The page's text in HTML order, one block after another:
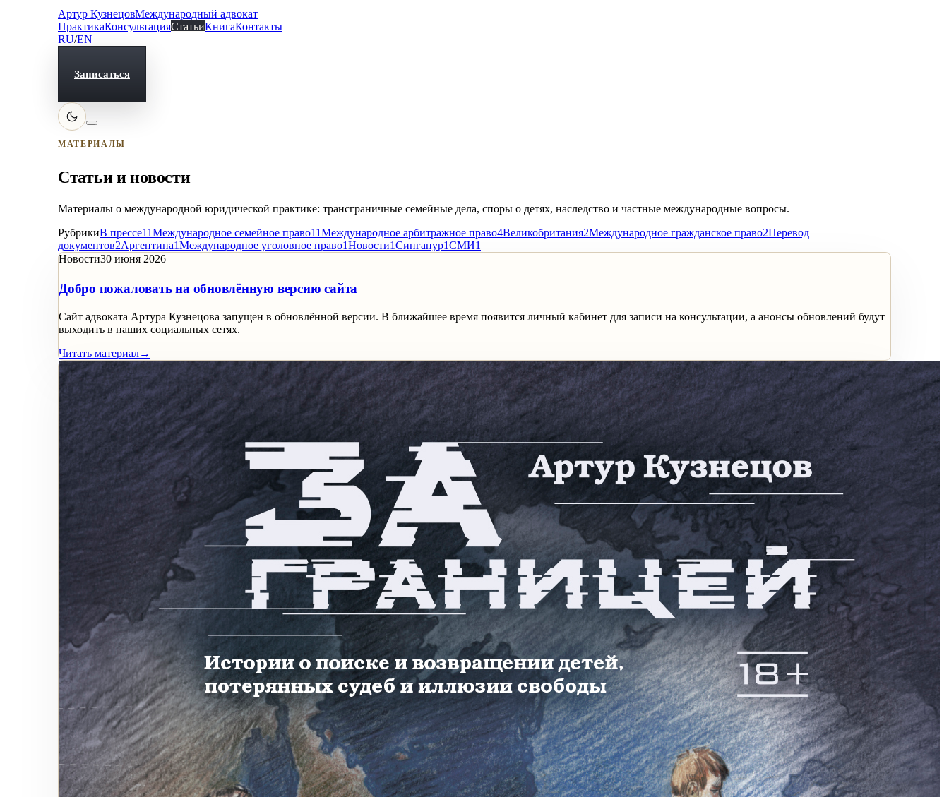
Артур КузнецовМеждународный адвокат
ПрактикаКонсультацияСтатьиКнигаКонтакты
RU/EN
Записаться
МАТЕРИАЛЫ
Статьи и новости
Материалы о международной юридической практике: трансграничные семейные дела, споры о детях, наследство и частные международные вопросы.
РубрикиВ прессе11Международное семейное право11Международное арбитражное право4Великобритания2Международное гражданское право2Перевод
документов2Аргентина1Международное уголовное право1Новости1Сингапур1СМИ1
Новости30 июня 2026
Добро пожаловать на обновлённую версию сайта
Сайт адвоката Артура Кузнецова запущен в обновлённой версии. В ближайшее время появится личный кабинет для записи на консультации, а анонсы обновлений будут
выходить в наших социальных сетях.
Читать материал→